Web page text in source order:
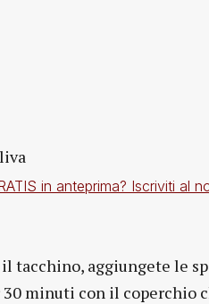
in anteprima? Iscriviti al
tacchino, aggiungete le
minuti con il coperchio